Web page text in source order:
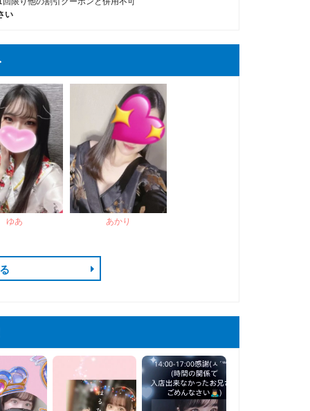
い
ゆあ あかり